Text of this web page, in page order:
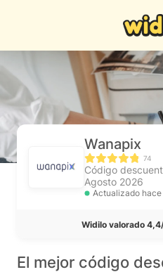
Wanapix
74
Código
Agosto 2026
Actualizado hace
Widilo valorado
El mejor código